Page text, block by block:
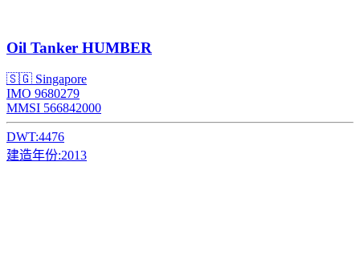
Oil Tanker HUMBER
🇸🇬 Singapore
IMO 9680279
MMSI 566842000
DWT:4476
建造年份:2013